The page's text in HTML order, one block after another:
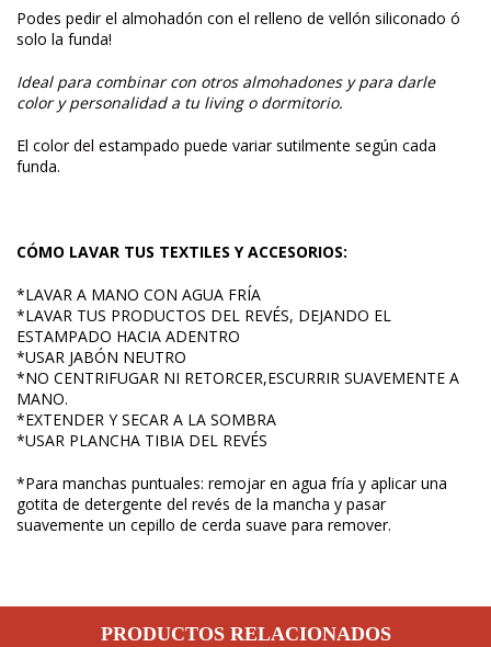
Podes pedir el almohadón con el relleno de vellón siliconado ó
solo la funda!
Ideal para combinar con otros almohadonesy para darle
color y personalidad a tu living o dormitorio.
El color del estampado puede variar sutilmente según cada
funda.
CÓMO LAVAR TUS TEXTILES Y ACCESORIOS:
*LAVAR A MANO CON AGUA FRÍA
*LAVAR TUS PRODUCTOS DEL REVÉS, DEJANDO EL
ESTAMPADO HACIA ADENTRO
*USAR JABÓN NEUTRO
*NO CENTRIFUGAR NI RETORCER,ESCURRIR SUAVEMENTE A
MANO.
*EXTENDER Y SECAR A LA SOMBRA
*USAR PLANCHA TIBIA DEL REVÉS
*Para manchas puntuales: remojar en agua fría y aplicar una
gotita de detergente del revés de la mancha y pasar
suavemente un cepillo de cerda suave para remover.
PRODUCTOS RELACIONADOS